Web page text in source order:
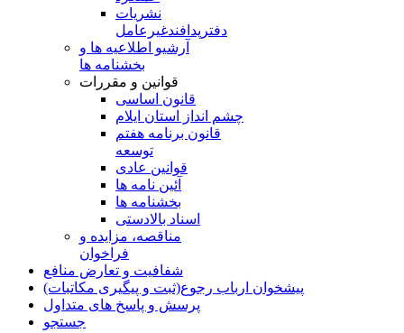
نشريات
دفترپدافندغيرعامل
آرشیو اطلاعیه ها و
بخشنامه ها
قوانین و مقررات
قانون اساسی
چشم انداز استان ایلام
قانون برنامه هفتم
توسعه
قوانین عادی
آئین نامه ها
بخشنامه ها
اسناد بالادستی
مناقصه، مزایده و
فراخوان
شفافیت و تعارض منافع
پیشخوان ارباب رجوع(ثبت و پیگیری مکاتبات)
پرسش و پاسخ های متداول
جستجو